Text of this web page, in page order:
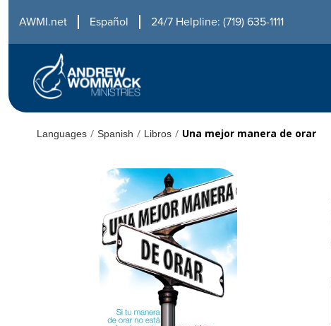
AWMI.net Español 24/7 Helpline: (719) 635-1111
Languages / Spanish / Libros / Una mejor manera de orar